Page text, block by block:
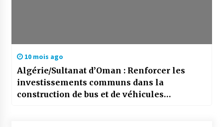
10 mois ago
Algérie/Sultanat d’Oman : Renforcer les
investissements communs dans la
construction de bus et de véhicules